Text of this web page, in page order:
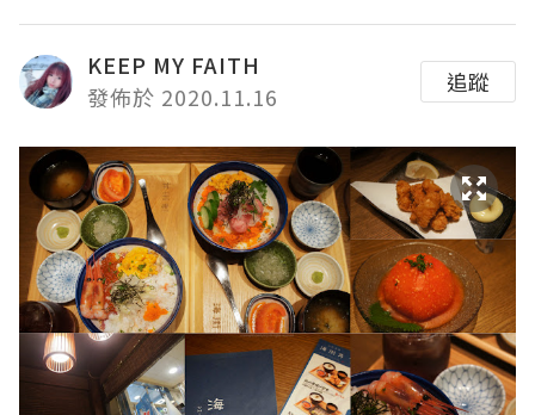
KEEP MY FAITH
發佈於 2020.11.16
追蹤